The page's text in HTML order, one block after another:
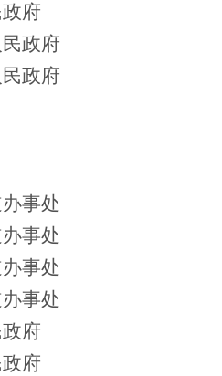
府
政府
政府
事处
事处
事处
事处
府
府